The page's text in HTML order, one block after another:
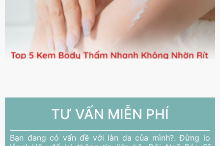
TƯ VẤN MIỄN PHÍ
Bạn đang có vấn đề với làn da của mình?. Đừng lo